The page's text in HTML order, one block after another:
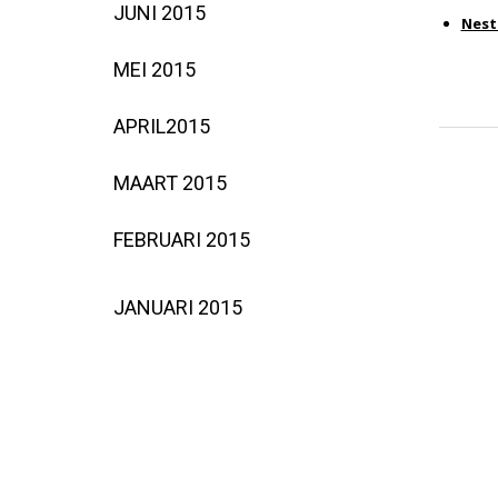
JUNI 2015
MEI 2015
APRIL2015
MAART 2015
FEBRUARI 2015
JANUARI 2015